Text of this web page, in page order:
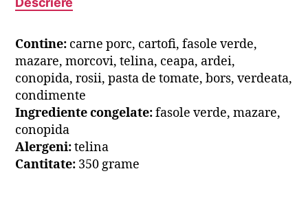
Contine: carne porc, cartofi, fasole verde,
mazare, morcovi, telina, ceapa, ardei,
conopida, rosii, pasta de tomate, bors, verdeata,
condimente
Ingrediente congelate:fasole verde, mazare,
conopida
Alergeni:telina
Cantitate: 350 grame